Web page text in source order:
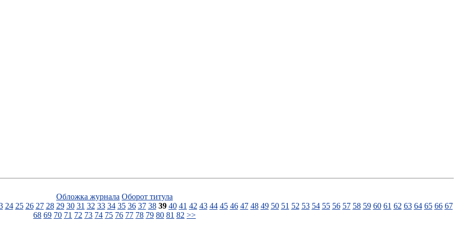
Обложка журнала Оборот титула
24 25 26 27 28 29 30 31 32 33 34 35 36 37 38 39 40 41 42 43 44 45 46 47 48 49 50 51 52 53 54 55 56 57 58 59 60 61 62 63 64 65 66 67
68 69 70 71 72 73 74 75 76 77 78 79 80 81 82 >>